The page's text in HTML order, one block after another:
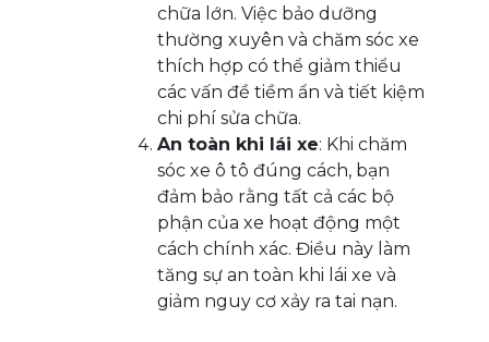
chữa lớn. Việc bảo dưỡng
thường xuyên và chăm sóc xe
thích hợp có thể giảm thiểu
các vấn đề tiềm ẩn và tiết kiệm
chi phí sửa chữa.
An toàn khi lái xe: Khi chăm
sóc xe ô tô đúng cách, bạn
đảm bảo rằng tất cả các bộ
phận của xe hoạt động một
cách chính xác. Điều này làm
tăng sự an toàn khi lái xe và
giảm nguy cơ xảy ra tai nạn.